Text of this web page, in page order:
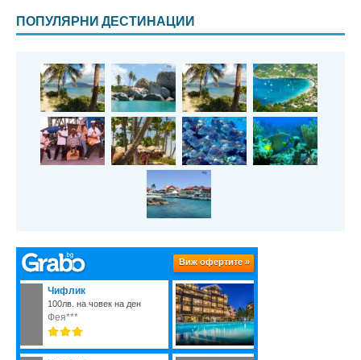
ПОПУЛЯРНИ ДЕСТИНАЦИИ